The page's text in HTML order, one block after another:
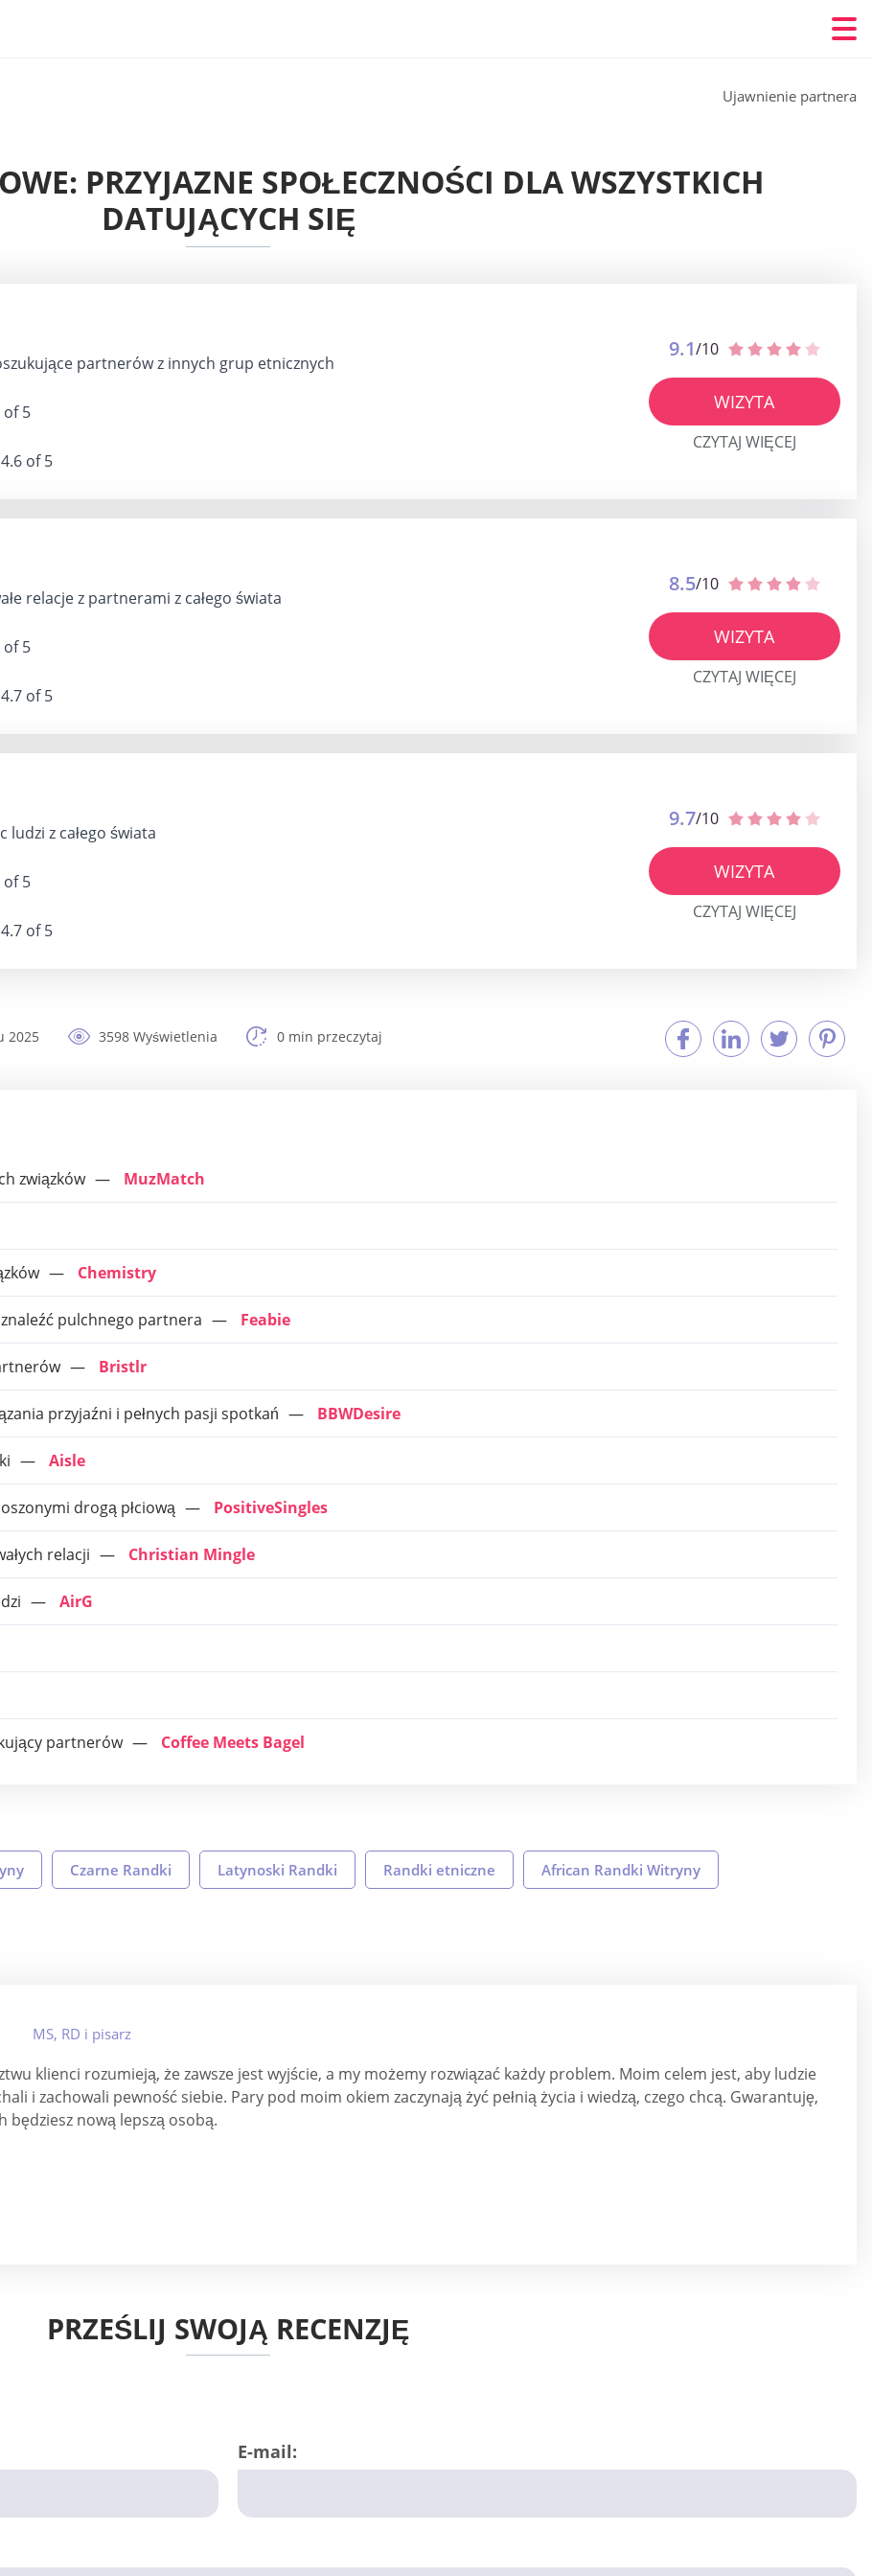
Ujawnienie partnera
PRZYJAZNE SPOŁECZNOŚCI DLA WSZYSTKICH
DATUJĄCYCH SIĘ
partnerów z innych grup etnicznych
of 5
4.6 of 5
9.1/10
WIZYTA
CZYTAJ WIĘCEJ
relacje z partnerami z całego świata
of 5
4.7 of 5
8.5/10
WIZYTA
CZYTAJ WIĘCEJ
ludzi z całego świata
of 5
4.7 of 5
9.7/10
WIZYTA
CZYTAJ WIĘCEJ
2025 3598 Wyświetlenia 0 min przeczytaj
związków MuzMatch
Chemistry
pulchnego partnera Feabie
Bristlr
przyjaźni i pełnych pasji spotkań BBWDesire
Aisle
drogą płciową PositiveSingles
relacji Christian Mingle
AirG
partnerów Coffee Meets Bagel
Czarne Randki Latynoski Randki Randki etniczne African Randki Witryny
MS, RD i pisarz
klienci rozumieją, że zawsze jest wyjście, a my możemy rozwiązać każdy problem. Moim celem jest, aby ludzie
i zachowali pewność siebie. Pary pod moim okiem zaczynają żyć pełnią życia i wiedzą, czego chcą. Gwarantuję,
będziesz nową lepszą osobą.
PRZEŚLIJ SWOJĄ RECENZJĘ
E-mail: